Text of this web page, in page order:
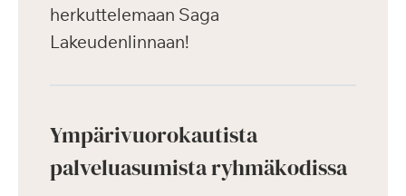
herkuttelemaan Saga
Lakeudenlinnaan!
Ympärivuorokautista
palveluasumista ryhmäkodissa